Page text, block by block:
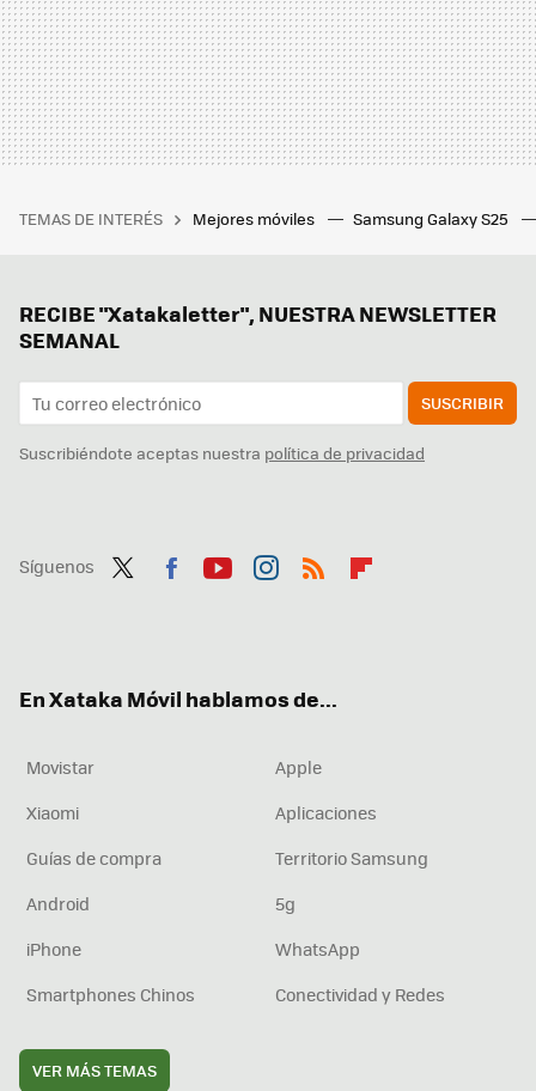
TEMAS DE INTERÉS Mejores móviles Samsung Galaxy S25
RECIBE "Xatakaletter", NUESTRA NEWSLETTER
SEMANAL
SUSCRIBIR
Suscribiéndote aceptas nuestra política de privacidad
Síguenos
En Xataka Móvil hablamos de...
Movistar
Apple
Xiaomi
Aplicaciones
Guías de compra
Territorio Samsung
Android
5g
iPhone
WhatsApp
Smartphones Chinos
Conectividad y Redes
VER MÁS TEMAS